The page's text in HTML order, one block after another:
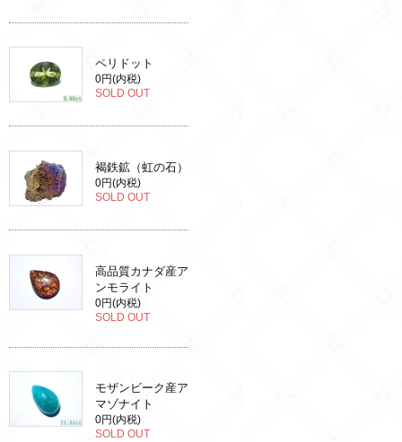
ペリドット
0円(内税)
SOLD OUT
褐鉄鉱（虹の石）
0円(内税)
SOLD OUT
高品質カナダ産ア
ンモライト
0円(内税)
SOLD OUT
モザンビーク産ア
マゾナイト
0円(内税)
SOLD OUT